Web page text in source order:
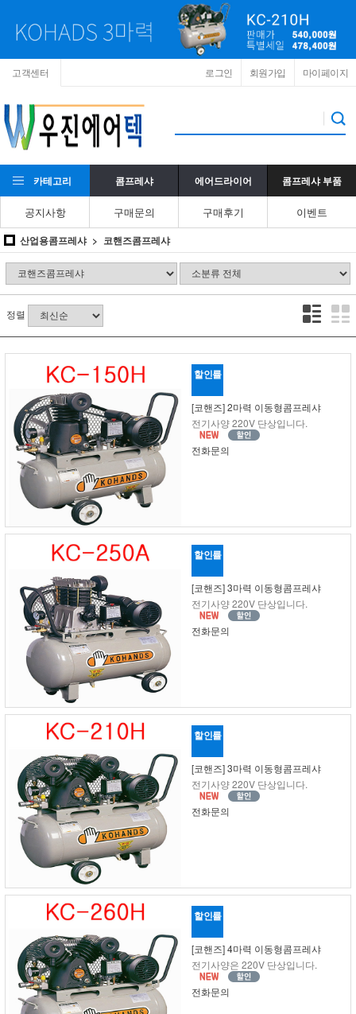
고객센터 마이페이지
회원가입
로그인
카테고리 콤프레샤 에어드라이어 콤프레샤 부품
공지사항 구매문의 구매후기 이벤트
산업용콤프레샤 코핸즈콤프레샤
정렬
할인률
[코핸즈] 2마력 이동형콤프레샤
전기사양 220V 단상입니다.
전화문의
할인률
[코핸즈] 3마력 이동형콤프레샤
전기사양 220V 단상입니다.
전화문의
할인률
[코핸즈] 3마력 이동형콤프레샤
전기사양 220V 단상입니다.
전화문의
할인률
[코핸즈] 4마력 이동형콤프레샤
전기사양은 220V 단상입니다.
전화문의